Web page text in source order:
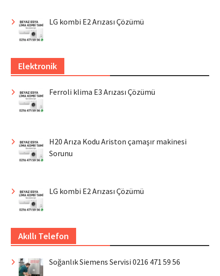
LG kombi E2 Arızası Çözümü
Elektronik
Ferroli klima E3 Arızası Çözümü
H20 Arıza Kodu Ariston çamaşır makinesi
Sorunu
LG kombi E2 Arızası Çözümü
Akıllı Telefon
Soğanlık Siemens Servisi 0216 471 59 56